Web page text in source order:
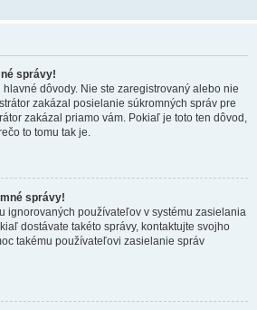
správy!
dôvody. Nie ste zaregistrovaný alebo nie
zakázal posielanie súkromných správ pre
zakázal priamo vám. Pokiaľ je toto ten dôvod,
to tomu tak je.
správy!
ignorovaných používateľov v systému zasielania
dostávate takéto správy, kontaktujte svojho
takému používateľovi zasielanie správ